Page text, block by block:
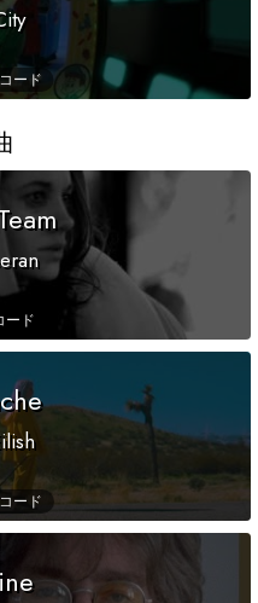
ード
ード
ード